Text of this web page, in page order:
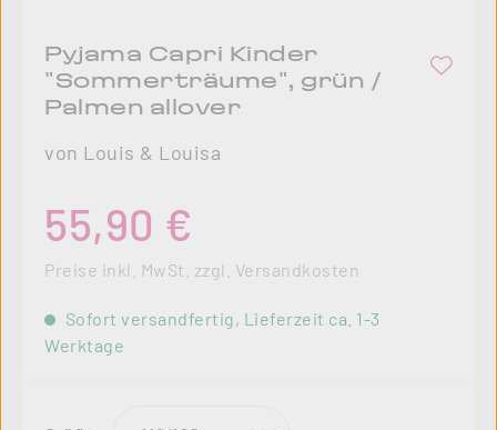
Pyjama Capri Kinder
"Sommerträume", grün /
Palmen allover
von Louis & Louisa
55,90 €
Preise inkl. MwSt. zzgl. Versandkosten
Sofort versandfertig, Lieferzeit ca. 1-3
Werktage